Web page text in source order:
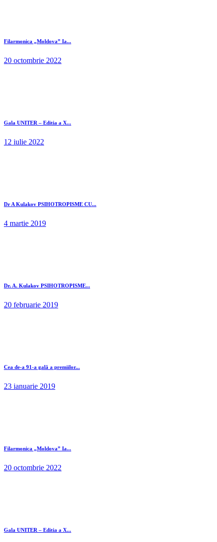
Filarmonica „Moldova” Ia...
20 octombrie 2022
Gala UNITER – Editia a X...
12 iulie 2022
Dr A Kulakov PSIHOTROPISME CU...
4 martie 2019
Dr. A. Kulakov PSIHOTROPISME...
20 februarie 2019
Cea de-a 91-a gală a premiilor...
23 ianuarie 2019
Filarmonica „Moldova” Ia...
20 octombrie 2022
Gala UNITER – Editia a X...